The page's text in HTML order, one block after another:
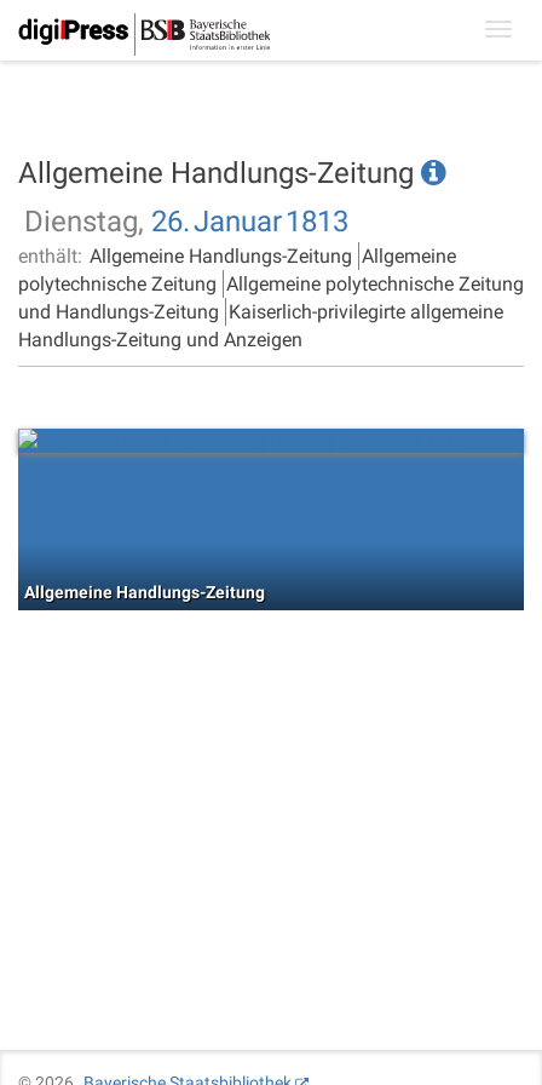
Allgemeine Handlungs-Zeitung
Dienstag, 26.Januar1813
enthält: Allgemeine Handlungs-Zeitung Allgemeine
polytechnische Zeitung Allgemeine polytechnische Zeitung
und Handlungs-Zeitung Kaiserlich-privilegirte allgemeine
Handlungs-Zeitung und Anzeigen
Allgemeine Handlungs-Zeitung